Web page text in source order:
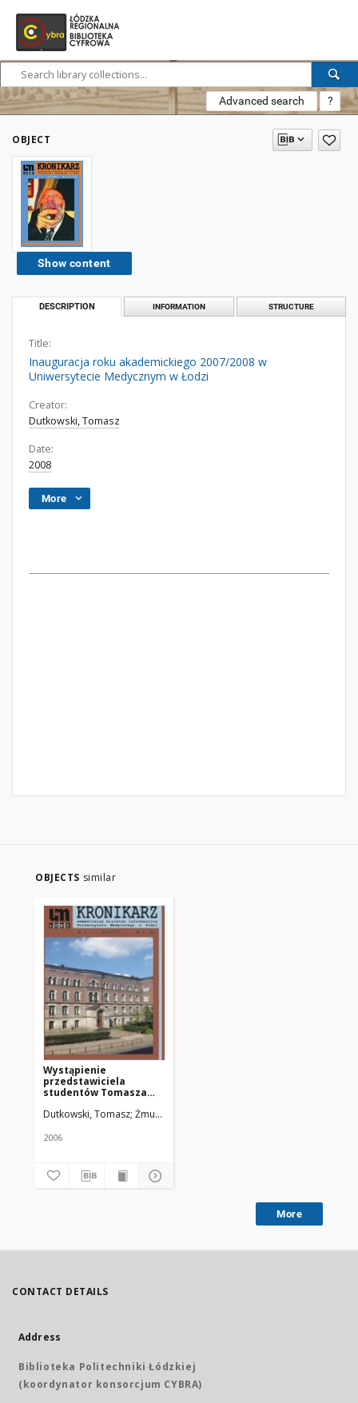
Advanced search ?
OBJECT
Show content
DESCRIPTION INFORMATION STRUCTURE
Title:
Inauguracja roku akademickiego 2007/2008 w
Uniwersytecie Medycznym w Łodzi
Creator:
Dutkowski, Tomasz
Date:
2008
More
OBJECTS similar
Wystąpienie
przedstawiciela
studentów Tomasza
Dutkowski, Tomasz Żmuda, Ryszard. Red. nacz.
2006
More
CONTACT DETAILS
Address
Biblioteka Politechniki Łódzkiej
(koordynator konsorcjum CYBRA)